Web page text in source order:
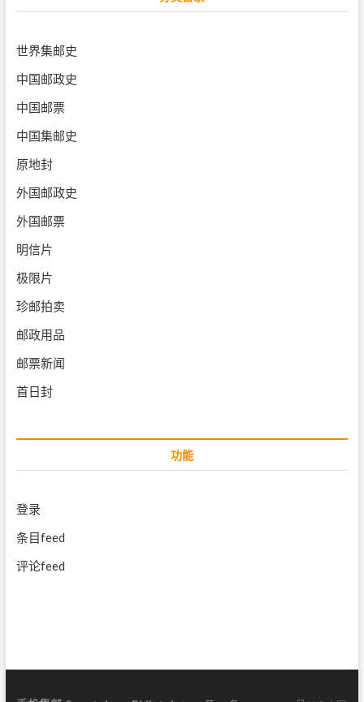
世界集邮史
中国邮政史
中国邮票
中国集邮史
原地封
外国邮政史
外国邮票
明信片
极限片
珍邮拍卖
邮政用品
邮票新闻
首日封
功能
登录
条目feed
评论feed